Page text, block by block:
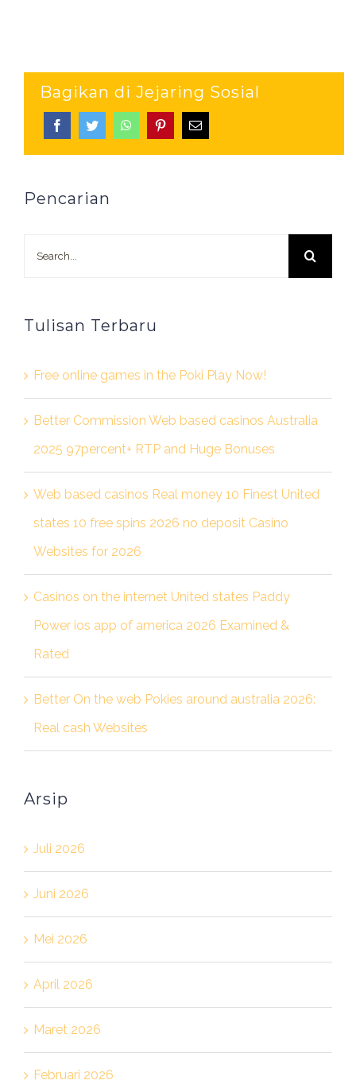
Bagikan di Jejaring Sosial
Pencarian
Tulisan Terbaru
Free online games in the Poki Play Now!
Better Commission Web based casinos Australia
2025 97percent+ RTP and Huge Bonuses
Web based casinos Real money 10 Finest United
states 10 free spins 2026 no deposit Casino
Websites for 2026
Casinos on the internet United states Paddy
Power ios app of america 2026 Examined &
Rated
Better On the web Pokies around australia 2026:
Real cash Websites
Arsip
Juli 2026
Juni 2026
Mei 2026
April 2026
Maret 2026
Februari 2026